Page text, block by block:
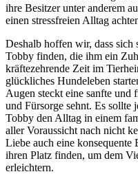
ihre Besitzer unter anderem
einen stressfreien Alltag
Deshalb hoffen wir, dass
Tobby finden, die ihm ein
kräftezehrende Zeit im
glückliches Hundeleben
Augen steckt eine sanfte und
und Fürsorge sehnt. Es sollte
Tobby den Alltag in einem
aller Voraussicht nach nicht
Liebe auch eine konsequente
ihren Platz finden, um dem
erleichtern.